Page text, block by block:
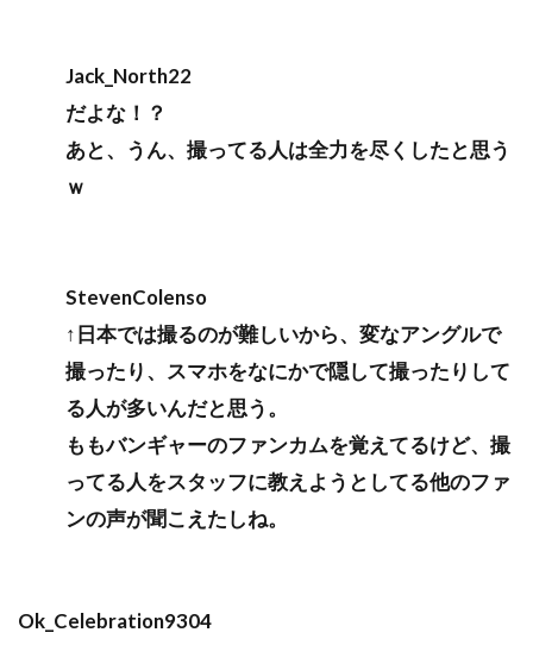
Jack_North22
だよな！？
あと、うん、撮ってる人は全力を尽くしたと思う
ｗ
StevenColenso
↑日本では撮るのが難しいから、変なアングルで
撮ったり、スマホをなにかで隠して撮ったりして
る人が多いんだと思う。
ももバンギャーのファンカムを覚えてるけど、撮
ってる人をスタッフに教えようとしてる他のファ
ンの声が聞こえたしね。
Ok_Celebration9304